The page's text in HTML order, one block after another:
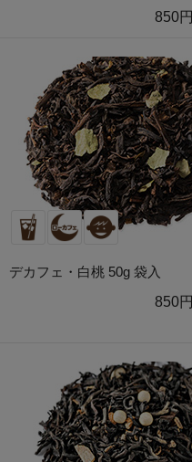
850円
デカフェ・白桃 50g 袋入
850円